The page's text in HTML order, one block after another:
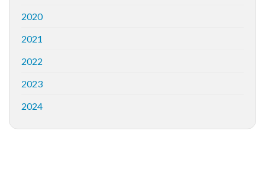
2020
2021
2022
2023
2024